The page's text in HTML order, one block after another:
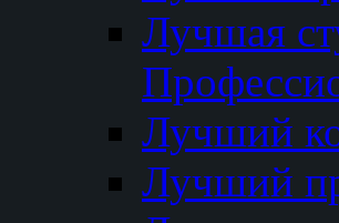
Лучшая
Лучший
Лучший